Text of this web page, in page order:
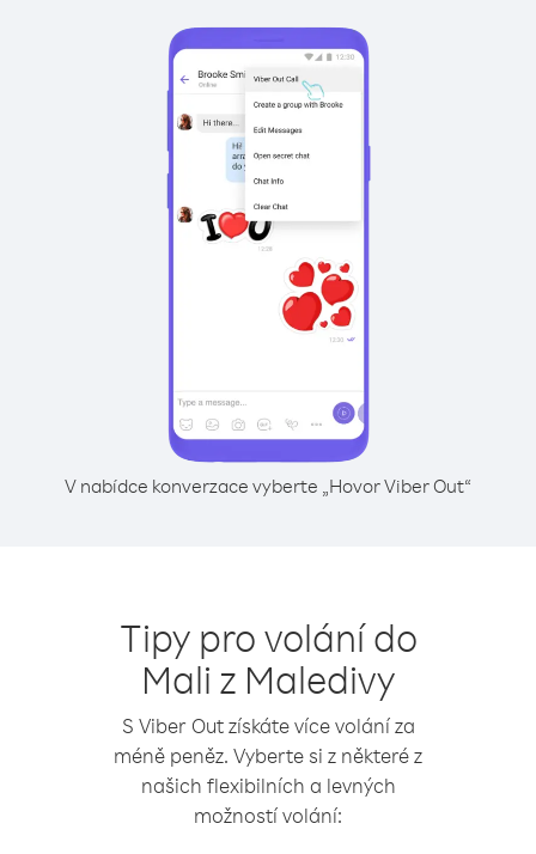
V nabídce konverzace vyberte „Hovor Viber Out“
Tipy pro volání do
Mali z Maledivy
S Viber Out získáte více volání za
méně peněz. Vyberte si z některé z
našich flexibilních a levných
možností volání: